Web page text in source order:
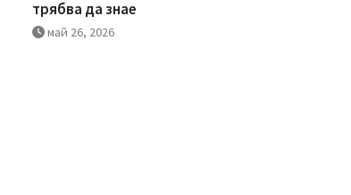
трябва да знае
май 26, 2026